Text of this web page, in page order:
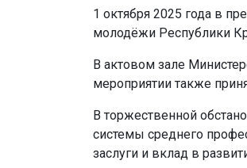
1 октября 2025 года в
молодёжи Республики
В актовом зале
мероприятии также
В торжественной
системы среднего
заслуги и вклад в